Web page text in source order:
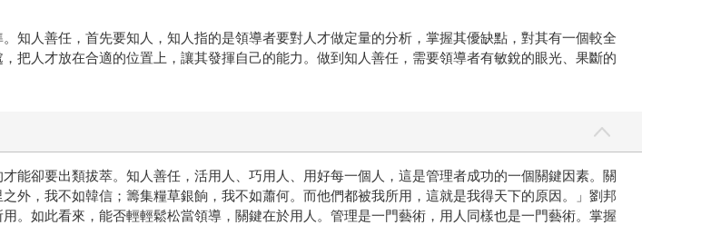
人善任，首先要知人，知人指的是領導者要對人才做定量的分析，掌握其優缺點，對其有一個較全
把人才放在合適的位置上，讓其發揮自己的能力。做到知人善任，需要領導者有敏銳的眼光、果斷的
卻要出類拔萃。知人善任，活用人、巧用人、用好每一個人，這是管理者成功的一個關鍵因素。關
外，我不如韓信；籌集糧草銀餉，我不如蕭何。而他們都被我所用，這就是我得天下的原因。」劉邦
。如此看來，能否輕輕鬆松當領導，關鍵在於用人。管理是一門藝術，用人同樣也是一門藝術。掌握